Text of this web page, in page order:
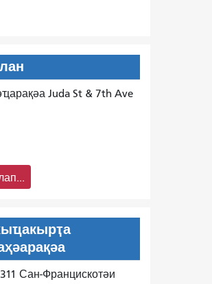
Juda St & 7th Ave
Сан-Францискотәи